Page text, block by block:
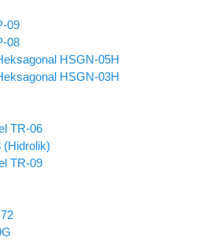
09
08
HSGN-05H
HSGN-03H
TR-06
(Hidrolik)
TR-09